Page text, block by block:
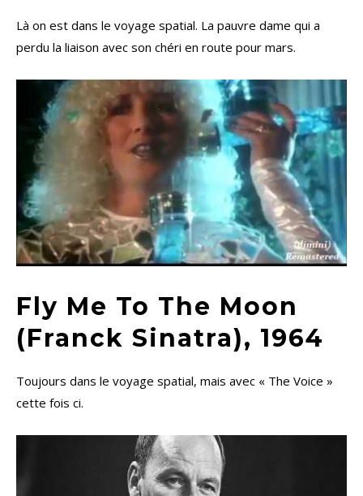
Là on est dans le voyage spatial. La pauvre dame qui a
perdu la liaison avec son chéri en route pour mars.
Fly Me To The Moon
(Franck Sinatra), 1964
Toujours dans le voyage spatial, mais avec « The Voice »
cette fois ci.